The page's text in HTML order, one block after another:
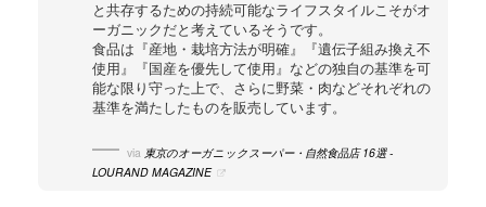
と共存するための持続可能なライフスタイルこそがオ
ーガニックだと考えているそうです。
食品は『産地・栽培方法が明確』『遺伝子組み換え不
使用』『国産を優先して使用』などの独自の基準を可
能な限り守った上で、さらに野菜・肉などそれぞれの
基準を満たしたものを販売しています。
via 東京のオーガニックスーパー・自然食品店 16選 -
LOURAND MAGAZINE